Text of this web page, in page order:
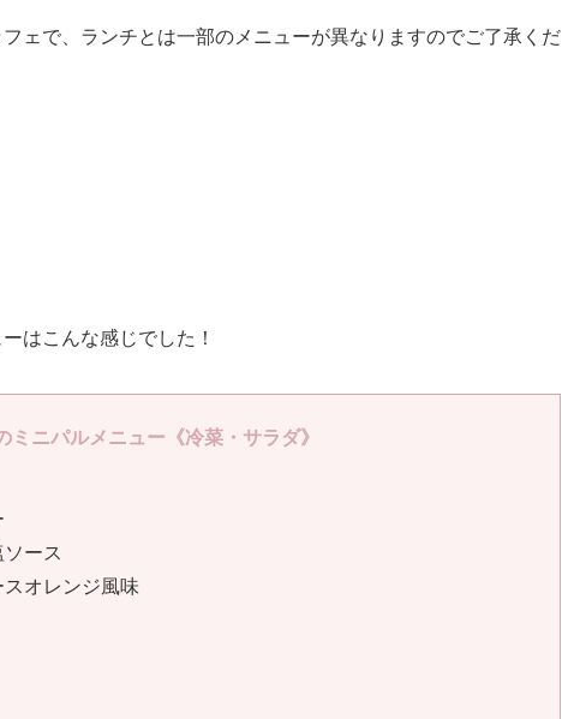
ェで、ランチとは一部のメニューが異なりますのでご了承くだ
はこんな感じでした！
ニパルメニュー《冷菜・サラダ》
ース
オレンジ風味